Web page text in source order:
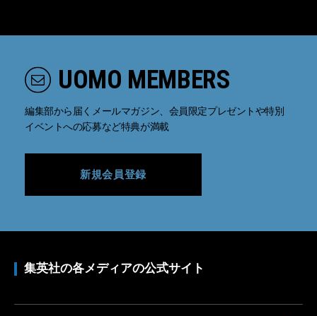
UOMO MEMBERS
編集部から届くメールマガジン、会員限定プレゼントや特別
イベントへの応募など特典が満載
新規会員登録
集英社の各メディアの公式サイト